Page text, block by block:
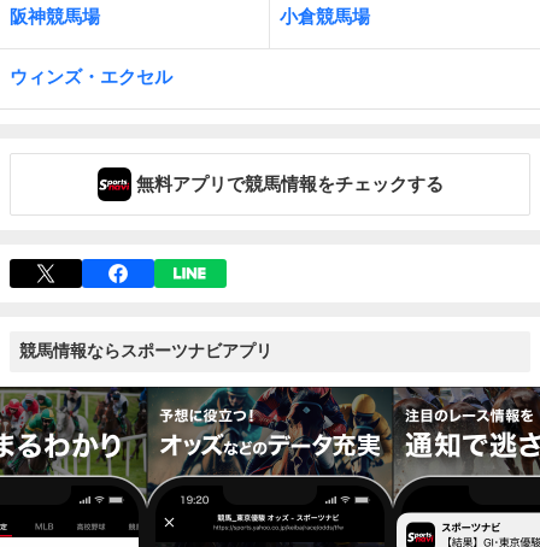
阪神競馬場 小倉競馬場
ウィンズ・エクセル
無料アプリで競馬情報をチェックする
競馬情報ならスポーツナビアプリ